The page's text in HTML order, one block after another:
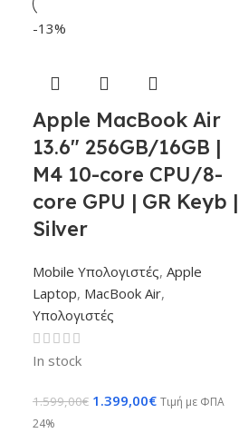
-13%
Apple MacBook Air
13.6″ 256GB/16GB |
M4 10-core CPU/8-
core GPU | GR Keyb |
Silver
Mobile Υπολογιστές, Apple
Laptop, MacBook Air,
Υπολογιστές
In stock
1.599,00€ 1.399,00€ Τιμή με ΦΠΑ
24%